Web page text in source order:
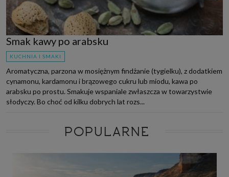
Smak kawy po arabsku
KUCHNIA I SMAKI
Aromatyczna, parzona w mosiężnym findżanie (tygielku), z dodatkiem
cynamonu, kardamonu i brązowego cukru lub miodu, kawa po
arabsku po prostu. Smakuje wspaniale zwłaszcza w towarzystwie
słodyczy. Bo choć od kilku dobrych lat rozs...
POPULARNE